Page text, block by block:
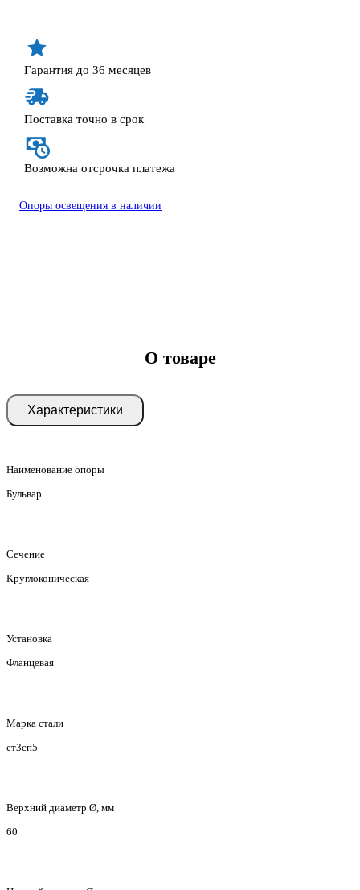
Гарантия до 36 месяцев
Поставка точно в срок
Возможна отсрочка платежа
Опоры освещения в наличии
О товаре
Характеристики
Наименование опоры
Бульвар
Сечение
Круглоконическая
Установка
Фланцевая
Марка стали
ст3сп5
Верхний диаметр Ø, мм
60